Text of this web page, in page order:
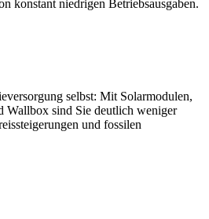
konstant niedrigen Betriebsausgaben.
selbst: Mit Solarmodulen,
Wallbox sind Sie deutlich weniger
und fossilen